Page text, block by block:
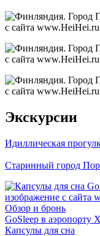
Экскурсии
Идиллическая
Старинный город
Обзор и бронь
GoSleep в аэропорту
Капсулы для сна